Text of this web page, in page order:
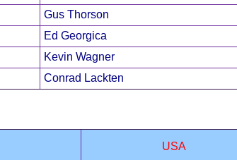
Gus Thorson
Ed Georgica
Kevin Wagner
Conrad Lackten
USA